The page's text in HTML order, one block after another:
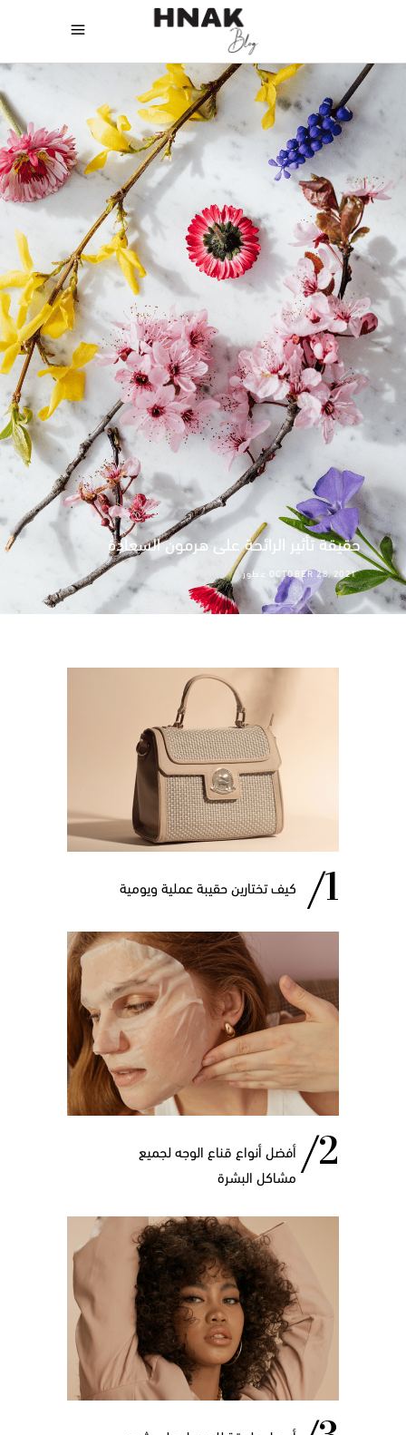
الروتين اليومي الصحيح للعناية بالبشرة
JULY 18, 2021 عناية
كيف تختارين حقيبة عملية ويومية
أفضل أنواع قناع الوجه لجميع
مشاكل البشرة